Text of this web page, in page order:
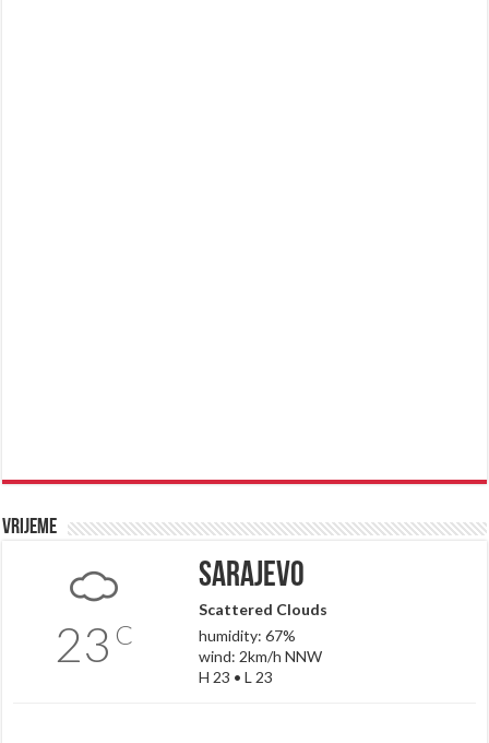
Vrijeme
23 C
Sarajevo
Scattered Clouds
humidity: 67%
wind: 2km/h NNW
H 23 • L 23